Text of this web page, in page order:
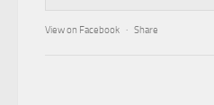
View on Facebook · Share